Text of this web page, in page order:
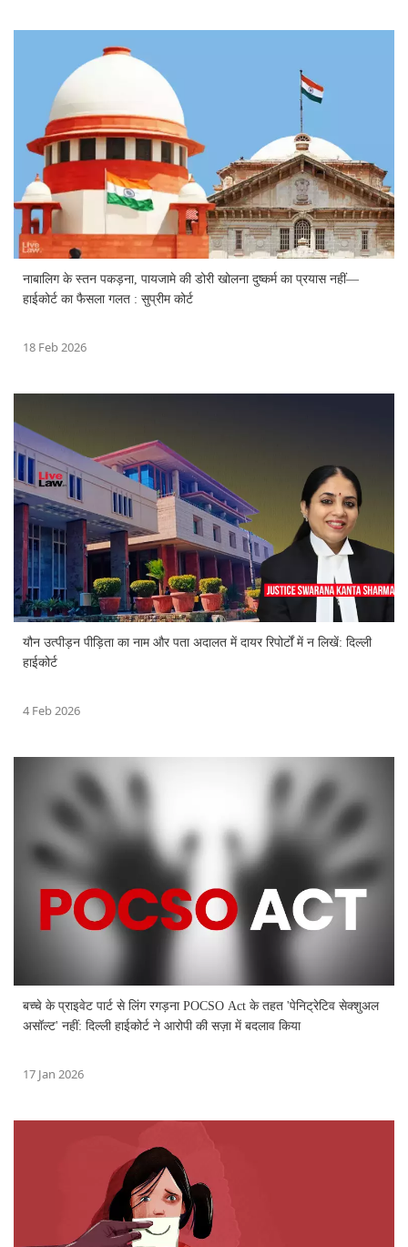
नाबालिग के स्तन पकड़ना, पायजामे की डोरी खोलना दुष्कर्म का प्रयास नहीं—
हाईकोर्ट का फैसला गलत : सुप्रीम कोर्ट
18 Feb 2026
यौन उत्पीड़न पीड़िता का नाम और पता अदालत में दायर रिपोर्टों में न लिखें: दिल्ली
हाईकोर्ट
4 Feb 2026
बच्चे के प्राइवेट पार्ट से लिंग रगड़ना POCSO Act के तहत 'पेनिट्रेटिव सेक्शुअल
असॉल्ट' नहीं: दिल्ली हाईकोर्ट ने आरोपी की सज़ा में बदलाव किया
17 Jan 2026